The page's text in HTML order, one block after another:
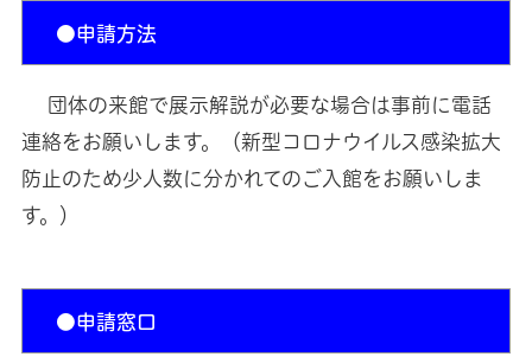
●申請方法
団体の来館で展示解説が必要な場合は事前に電話
連絡をお願いします。（新型コロナウイルス感染拡大
防止のため少人数に分かれてのご入館をお願いしま
す。）
●申請窓口